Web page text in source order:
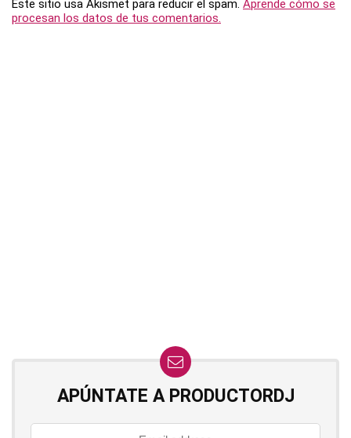
Este sitio usa Akismet para reducir el spam. Aprende cómo se
procesan los datos de tus comentarios.
APÚNTATE A PRODUCTORDJ